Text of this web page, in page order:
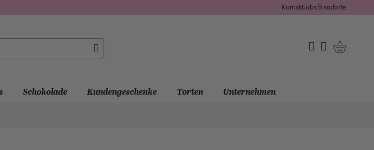
KontaktJobsStandorte
My Wishlist
Mein Konto
Schokolade Kundengeschenke Torten Unternehmen